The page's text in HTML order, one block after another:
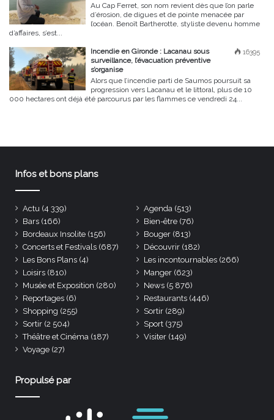
Au Cap Ferret, son nom revient dès que l’on parle
d’érosion, de digues et de pointe menacée par
l’océan. Benoît Bartherotte, styliste devenu homme
d’affaires, s’est...
16395
Incendie en Gironde : Lacanau sous
surveillance, l’évacuation préventive
s’organise
Alors que l’incendie parti de Saumos poursuit sa
progression vers Lacanau et le littoral, plus de 10
000 hectares ont déjà été parcourus par les flammes ce vendredi 24...
Infos et bons plans
Actu (4 339) Agenda (513)
Bars (166) Bien-être (76)
Bordeaux Insolite (156) Bouger (813)
Concerts et Festivals (687) Découvrir (182)
Les Bons Plans (4) Les incontournables (266)
Loisirs (810) Manger (623)
Musée et Exposition (280) News (5 876)
Reportages (6) Restaurants (446)
Shopping (255) Sortir (289)
Sortir (2 504) Sport (375)
Théâtre et Cinéma (187) Visiter (149)
Voyage (27)
Propulsé par